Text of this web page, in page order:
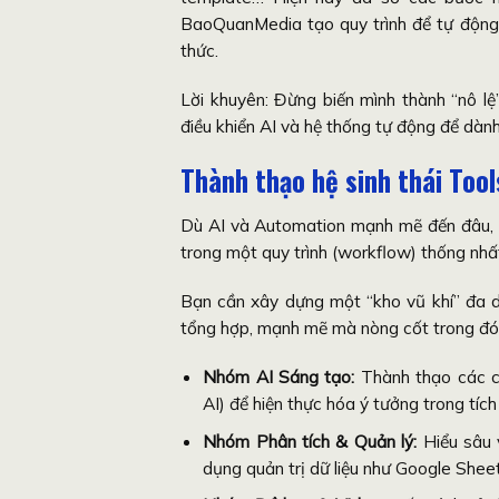
BaoQuanMedia tạo quy trình để tự
thức.
Lời khuyên: Đừng biến mình thành “nô
điều khiển AI và hệ thống tự động để
Thành thạo hệ sinh thái
Dù AI và Automation mạnh mẽ đến
trong một quy trình (workflow) thống
Bạn cần xây dựng một “kho vũ khí”
tổng hợp, mạnh mẽ mà nòng cốt trong
Nhóm AI Sáng tạo: Thành thạo các
AI) để hiện thực hóa ý tưởng trong
Nhóm Phân tích & Quản lý: Hiểu
dụng quản trị dữ liệu như Google